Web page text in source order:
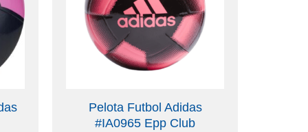
Pelota Futbol Adidas
#IA0965 Epp Club